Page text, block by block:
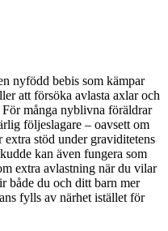
nyfödd bebis som kämpar
att försöka avlasta axlar och
många nyblivna föräldrar
följeslagare – oavsett om
extra stöd under graviditetens
kan även fungera som
extra avlastning när du vilar
både du och ditt barn mer
fylls av närhet istället för